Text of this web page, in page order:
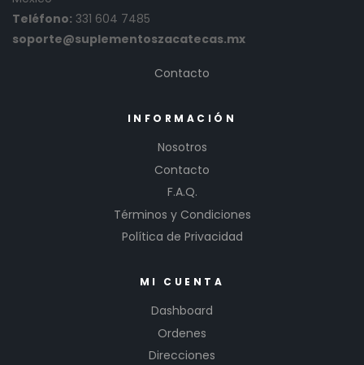
Teléfono: 331 604 7485
soporte@suplementoszacatecas.mx
Contacto
INFORMACIÓN
Nosotros
Contacto
F.A.Q.
Términos y Condiciones
Política de Privacidad
MI CUENTA
Dashboard
Ordenes
Direcciones